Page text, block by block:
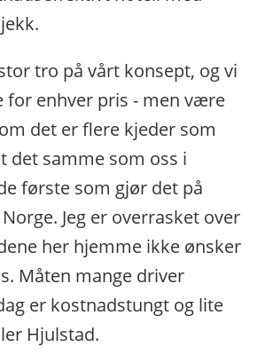
tro på vårt konsept, og vi
for enhver pris - men være
det er flere kjeder som
samme som oss i
første som gjør det på
Jeg er overrasket over
her hjemme ikke ønsker
Måten mange driver
er kostnadstungt og lite
Hjulstad.